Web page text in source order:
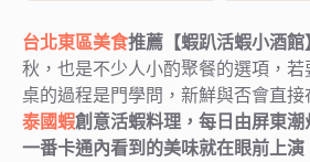
台北東區美食推薦【蝦趴活蝦小酒館
秋，也是不少人小酌聚餐的選項，
桌的過程是門學問，新鮮與否會直接
泰國蝦創意活蝦料理，每日由屏東
一番卡通內看到的美味就在眼前上演